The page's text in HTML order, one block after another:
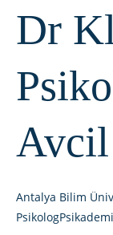
Dr
Avcil
Antalya Bilim